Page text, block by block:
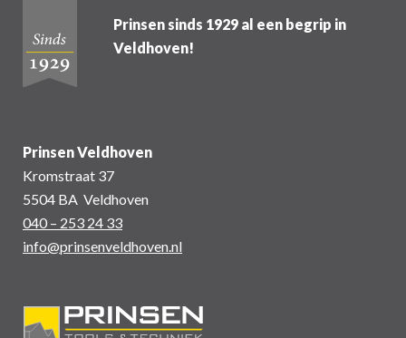
Prinsen sinds 1929 al een begrip in
Veldhoven!
Prinsen Veldhoven
Kromstraat 37
5504 BA Veldhoven
040 – 253 24 33
info@prinsenveldhoven.nl